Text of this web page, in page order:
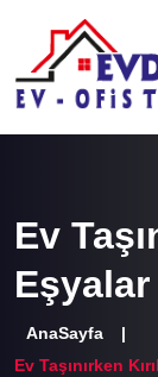
Ev
AnaSayfa
Ev Taşınırken